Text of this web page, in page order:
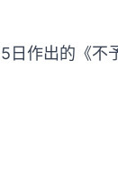
作出的《不